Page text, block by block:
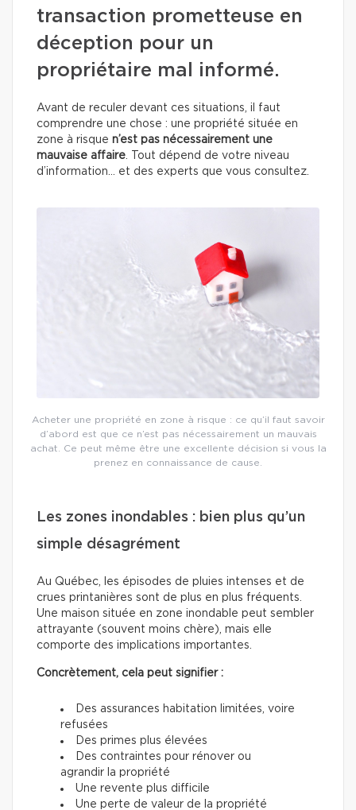
transaction prometteuse en
déception pour un
propriétaire mal informé.
Avant de reculer devant ces situations, il faut
comprendre une chose : une propriété située en
zone à risque n’est pas nécessairement une
mauvaise affaire. Tout dépend de votre niveau
d’information… et des experts que vous consultez.
Acheter une propriété en zone à risque : ce qu’il faut savoir
d’abord est que ce n’est pas nécessairement un mauvais
achat. Ce peut même être une excellente décision si vous la
prenez en connaissance de cause.
Les zones inondables : bien plus qu’un
simple désagrément
Au Québec, les épisodes de pluies intenses et de
crues printanières sont de plus en plus fréquents.
Une maison située en zone inondable peut sembler
attrayante (souvent moins chère), mais elle
comporte des implications importantes.
Concrètement, cela peut signifier :
Des assurances habitation limitées, voire
refusées
Des primes plus élevées
Des contraintes pour rénover ou
agrandir la propriété
Une revente plus difficile
Une perte de valeur de la propriété